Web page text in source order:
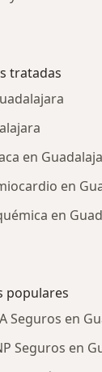
tratadas
en
en
en
populares
Seguros en
Seguros en